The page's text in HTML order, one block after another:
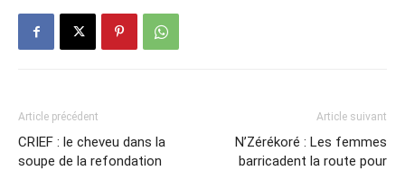
Article précédent
CRIEF : le cheveu dans la
soupe de la refondation
Article suivant
N’Zérékoré : Les femmes
barricadent la route pour